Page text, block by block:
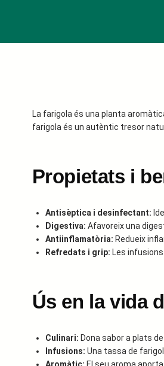
La farigola és una planta
farigola és un autèntic tresor
Propietats i
Antisèptica i desinfectant:
Digestiva: Afavoreix una
Antiinflamatòria: Redueix
Refredats i grip: Les
Ús en la vida
Culinari: Dona sabor a plats
Infusions: Una tassa de
Aromàtic: El seu aroma